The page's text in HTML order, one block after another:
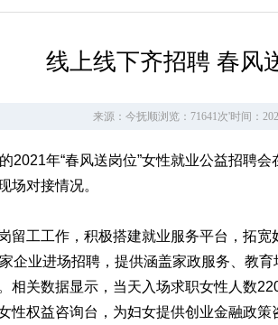
线上线下齐招聘 春风
来源：今抚顺浏览：71641次'时间：
2021年“春风送岗位”女性就业公益招聘
场对接情况。
工工作，积极搭建就业服务平台，拓宽
企业进场招聘，提供涵盖家政服务、教
相关数据显示，当天入场求职女性人数
权益咨询台，为妇女提供创业金融政策